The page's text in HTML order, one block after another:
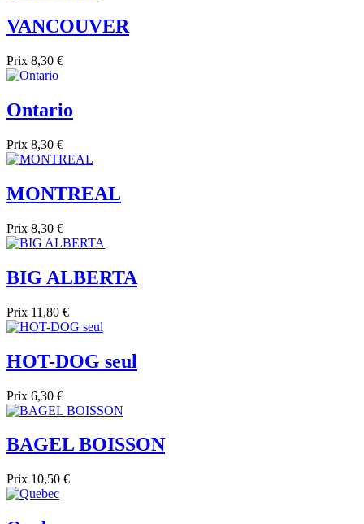
VANCOUVER
Prix 8,30 €
Ontario
Prix 8,30 €
MONTREAL
Prix 8,30 €
BIG ALBERTA
Prix 11,80 €
HOT-DOG seul
Prix 6,30 €
BAGEL BOISSON
Prix 10,50 €